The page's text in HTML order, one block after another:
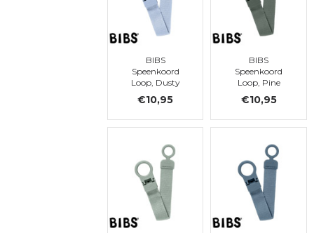
BIBS
Speenkoord
Loop, Dusty
Blue
€10,95
BIBS
Speenkoord
Loop, Pine
€10,95